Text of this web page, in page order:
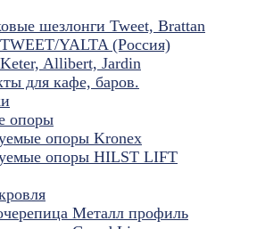
шезлонги Tweet, Brattan
YALTA (Россия)
Allibert, Jardin
для кафе, баров.
опоры
опоры Kronex
опоры HILST LIFT
Металл профиль